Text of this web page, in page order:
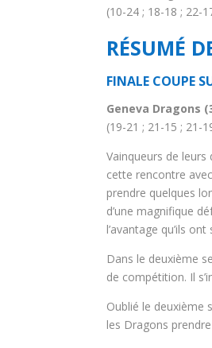
(10-24 ; 18-18 ; 22-
RÉSUMÉ
FINALE COUPE
Geneva Dragons
(19-21 ; 21-15 ; 21-
Vainqueurs de
cette rencontre
prendre quelques
d’une magnifique
l’avantage qu’ils
Dans le deuxième
de compétition. Il
Oublié le deuxième
les Dragons